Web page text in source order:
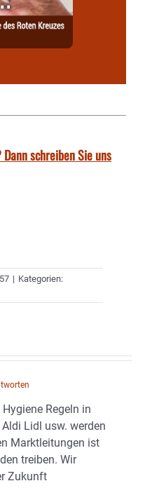
schreiben Sie uns
| Kategorien:
Regeln in
Lidl usw. werden
Marktleitungen ist
treiben. Wir
Zukunft